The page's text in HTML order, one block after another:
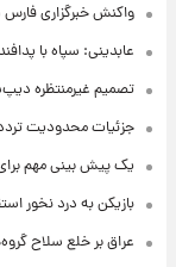
واکنش خبرگزاری
عابدینی: سپاه با
تصمیم غیرمنتظره
جزئیات محدودیت تردد
یک پیش ‌بینی مهم برای
بازیکن به درد نخور
عراق بر خلع سلاح